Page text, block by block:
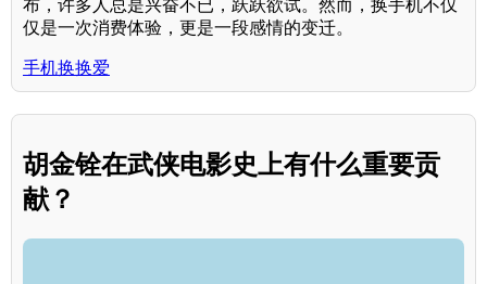
布，许多人总是兴奋不已，跃跃欲试。然而，换手机不仅
仅是一次消费体验，更是一段感情的变迁。
手机换换爱
胡金铨在武侠电影史上有什么重要贡
献？